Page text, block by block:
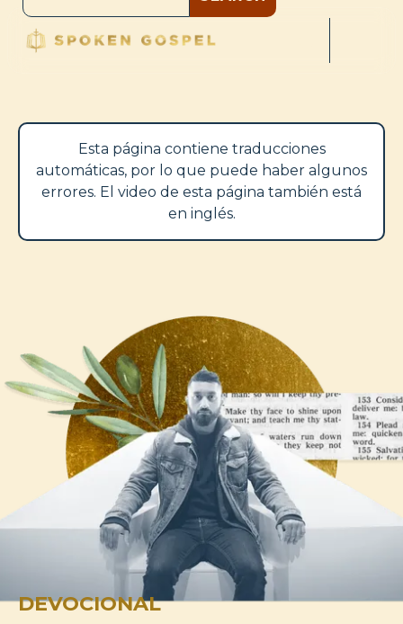
Esta página contiene traducciones
automáticas, por lo que puede haber algunos
errores. El video de esta página también está
en inglés.
DEVOCIONAL